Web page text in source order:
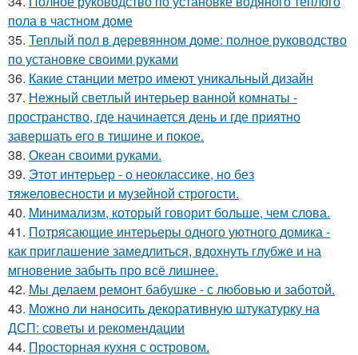
пола в частном доме
35. Теплый пол в деревянном доме: полное руководство
по установке своими руками
36. Какие станции метро имеют уникальный дизайн
37. Нежный светлый интерьер ванной комнаты -
пространство, где начинается день и где приятно
завершать его в тишине и покое.
38. Океан своими руками.
39. Этот интерьер - о неоклассике, но без
тяжеловесности и музейной строгости.
40. Минимализм, который говорит больше, чем слова.
41. Потрясающие интерьеры одного уютного домика -
как приглашение замедлиться, вдохнуть глубже и на
мгновение забыть про всё лишнее.
42. Мы делаем ремонт бабушке - с любовью и заботой.
43. Можно ли наносить декоративную штукатурку на
ДСП: советы и рекомендации
44. Просторная кухня с островом.